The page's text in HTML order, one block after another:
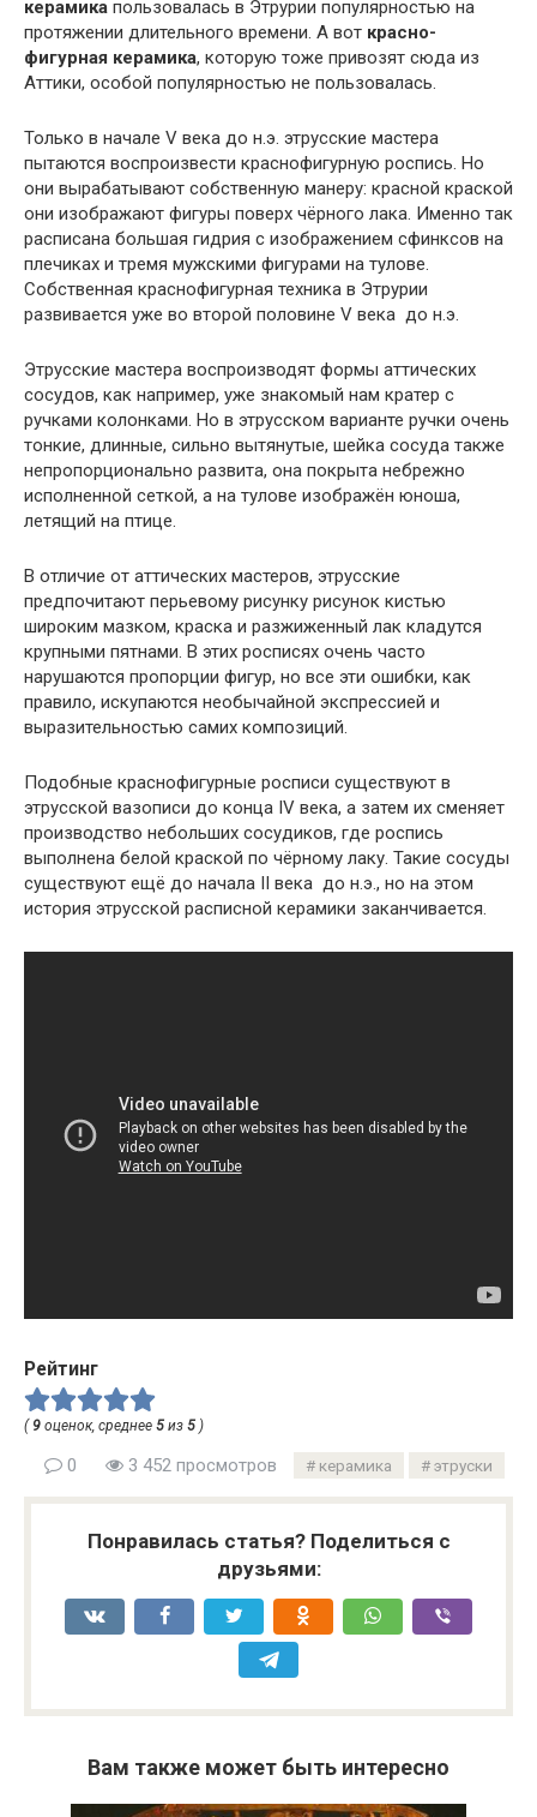
керамика пользовалась в Этрурии популярностью на
протяжении длительного времени. А вот красно-
фигурная керамика, которую тоже привозят сюда из
Аттики, особой популярностью не пользовалась.
Только в начале V века до н.э. этрусские мастера
пытаются воспроизвести краснофигурную роспись. Но
они вырабатывают собственную манеру: красной краской
они изображают фигуры поверх чёрного лака. Именно так
расписана большая гидрия с изображением сфинксов на
плечиках и тремя мужскими фигурами на тулове.
Собственная краснофигурная техника в Этрурии
развивается уже во второй половине V века до н.э.
Этрусские мастера воспроизводят формы аттических
сосудов, как например, уже знакомый нам кратер с
ручками колонками. Но в этрусском варианте ручки очень
тонкие, длинные, сильно вытянутые, шейка сосуда также
непропорционально развита, она покрыта небрежно
исполненной сеткой, а на тулове изображён юноша,
летящий на птице.
В отличие от аттических мастеров, этрусские
предпочитают перьевому рисунку рисунок кистью
широким мазком, краска и разжиженный лак кладутся
крупными пятнами. В этих росписях очень часто
нарушаются пропорции фигур, но все эти ошибки, как
правило, искупаются необычайной экспрессией и
выразительностью самих композиций.
Подобные краснофигурные росписи существуют в
этрусской вазописи до конца IV века, а затем их сменяет
производство небольших сосудиков, где роспись
выполнена белой краской по чёрному лаку. Такие сосуды
существуют ещё до начала II века до н.э., но на этом
история этрусской расписной керамики заканчивается.
Рейтинг
( 9 оценок, среднее 5 из 5 )
0 3 452 просмотров керамика этруски
Понравилась статья? Поделиться с
друзьями:
Вам также может быть интересно